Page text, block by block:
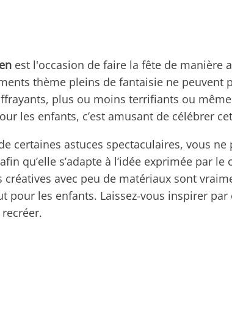
est l'occasion de faire la fête de manière
thème pleins de fantaisie ne peuvent
plus ou moins terrifiants ou
les enfants, c’est amusant de célébrer
certaines astuces spectaculaires, vous ne
afin qu’elle s’adapte à l’idée exprimée par
créatives avec peu de matériaux sont
pour les enfants. Laissez-vous inspirer